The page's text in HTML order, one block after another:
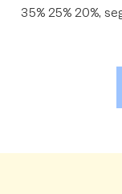
35% 25% 20%,